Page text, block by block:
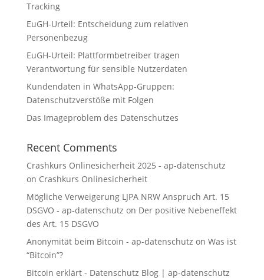
Tracking
EuGH-Urteil: Entscheidung zum relativen
Personenbezug
EuGH-Urteil: Plattformbetreiber tragen
Verantwortung für sensible Nutzerdaten
Kundendaten in WhatsApp-Gruppen:
Datenschutzverstöße mit Folgen
Das Imageproblem des Datenschutzes
Recent Comments
Crashkurs Onlinesicherheit 2025 - ap-datenschutz
on Crashkurs Onlinesicherheit
Mögliche Verweigerung LJPA NRW Anspruch Art. 15
DSGVO - ap-datenschutz on Der positive Nebeneffekt
des Art. 15 DSGVO
Anonymität beim Bitcoin - ap-datenschutz on Was ist
“Bitcoin”?
Bitcoin erklärt - Datenschutz Blog | ap-datenschutz